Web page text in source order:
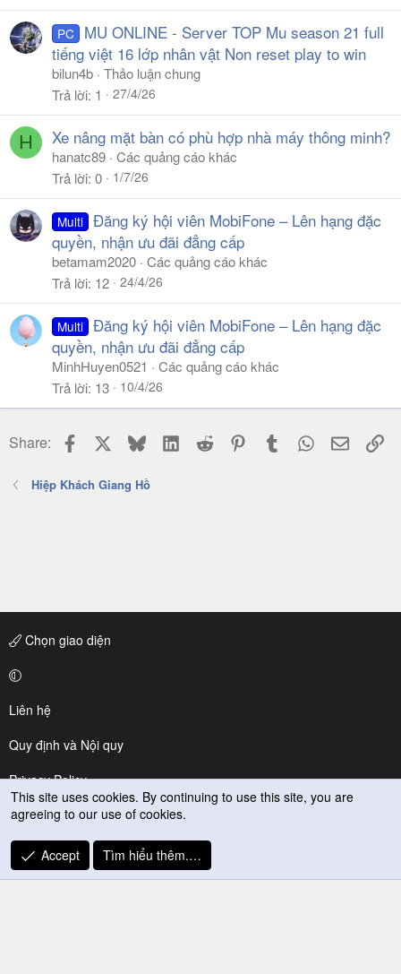
PC
MU ONLINE - Server TOP Mu season 21 full
tiếng việt 16 lớp nhân vật Non reset play to win
bilun4b Thảo luận chung
Trả lời 1 27/4/26
H Xe nâng mặt bàn có phù hợp nhà máy thông minh?
hanatc89 Các quảng cáo khác
Trả lời 0 1/7/26
Multi Đăng ký hội viên MobiFone – Lên hạng đặc
quyền, nhận ưu đãi đẳng cấp
betamam2020 Các quảng cáo khác
Trả lời 12 24/4/26
Multi Đăng ký hội viên MobiFone – Lên hạng đặc
quyền, nhận ưu đãi đẳng cấp
MinhHuyen0521
Các quảng cáo khác
Trả lời 13 10/4/26
Share: Facebook BlueskyLinkedIn
Reddit PinterestTumblr WhatsApp
Email
Hiệp Khách Giang Hồ
Chọn giao diện
Liên hệ
Quy định và Nội quy
Privacy Policy
Trợ giúp
R
S
This site uses cookies. By continuing to use this site, you are
agreeing to our use of cookies.
Accept Tìm hiểu thêm.…